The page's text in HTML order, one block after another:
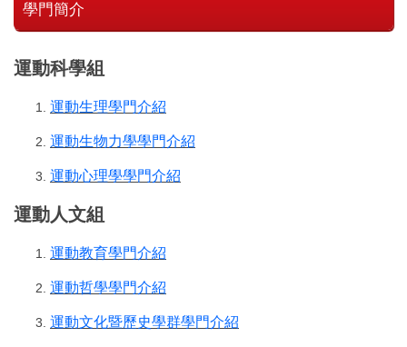
學門簡介
運動科學組
運動生理學門介紹
運動生物力學學門介紹
運動心理學學門介紹
運動人文組
運動教育學門介紹
運動哲學學門介紹
運動文化暨歷史學群學門介紹